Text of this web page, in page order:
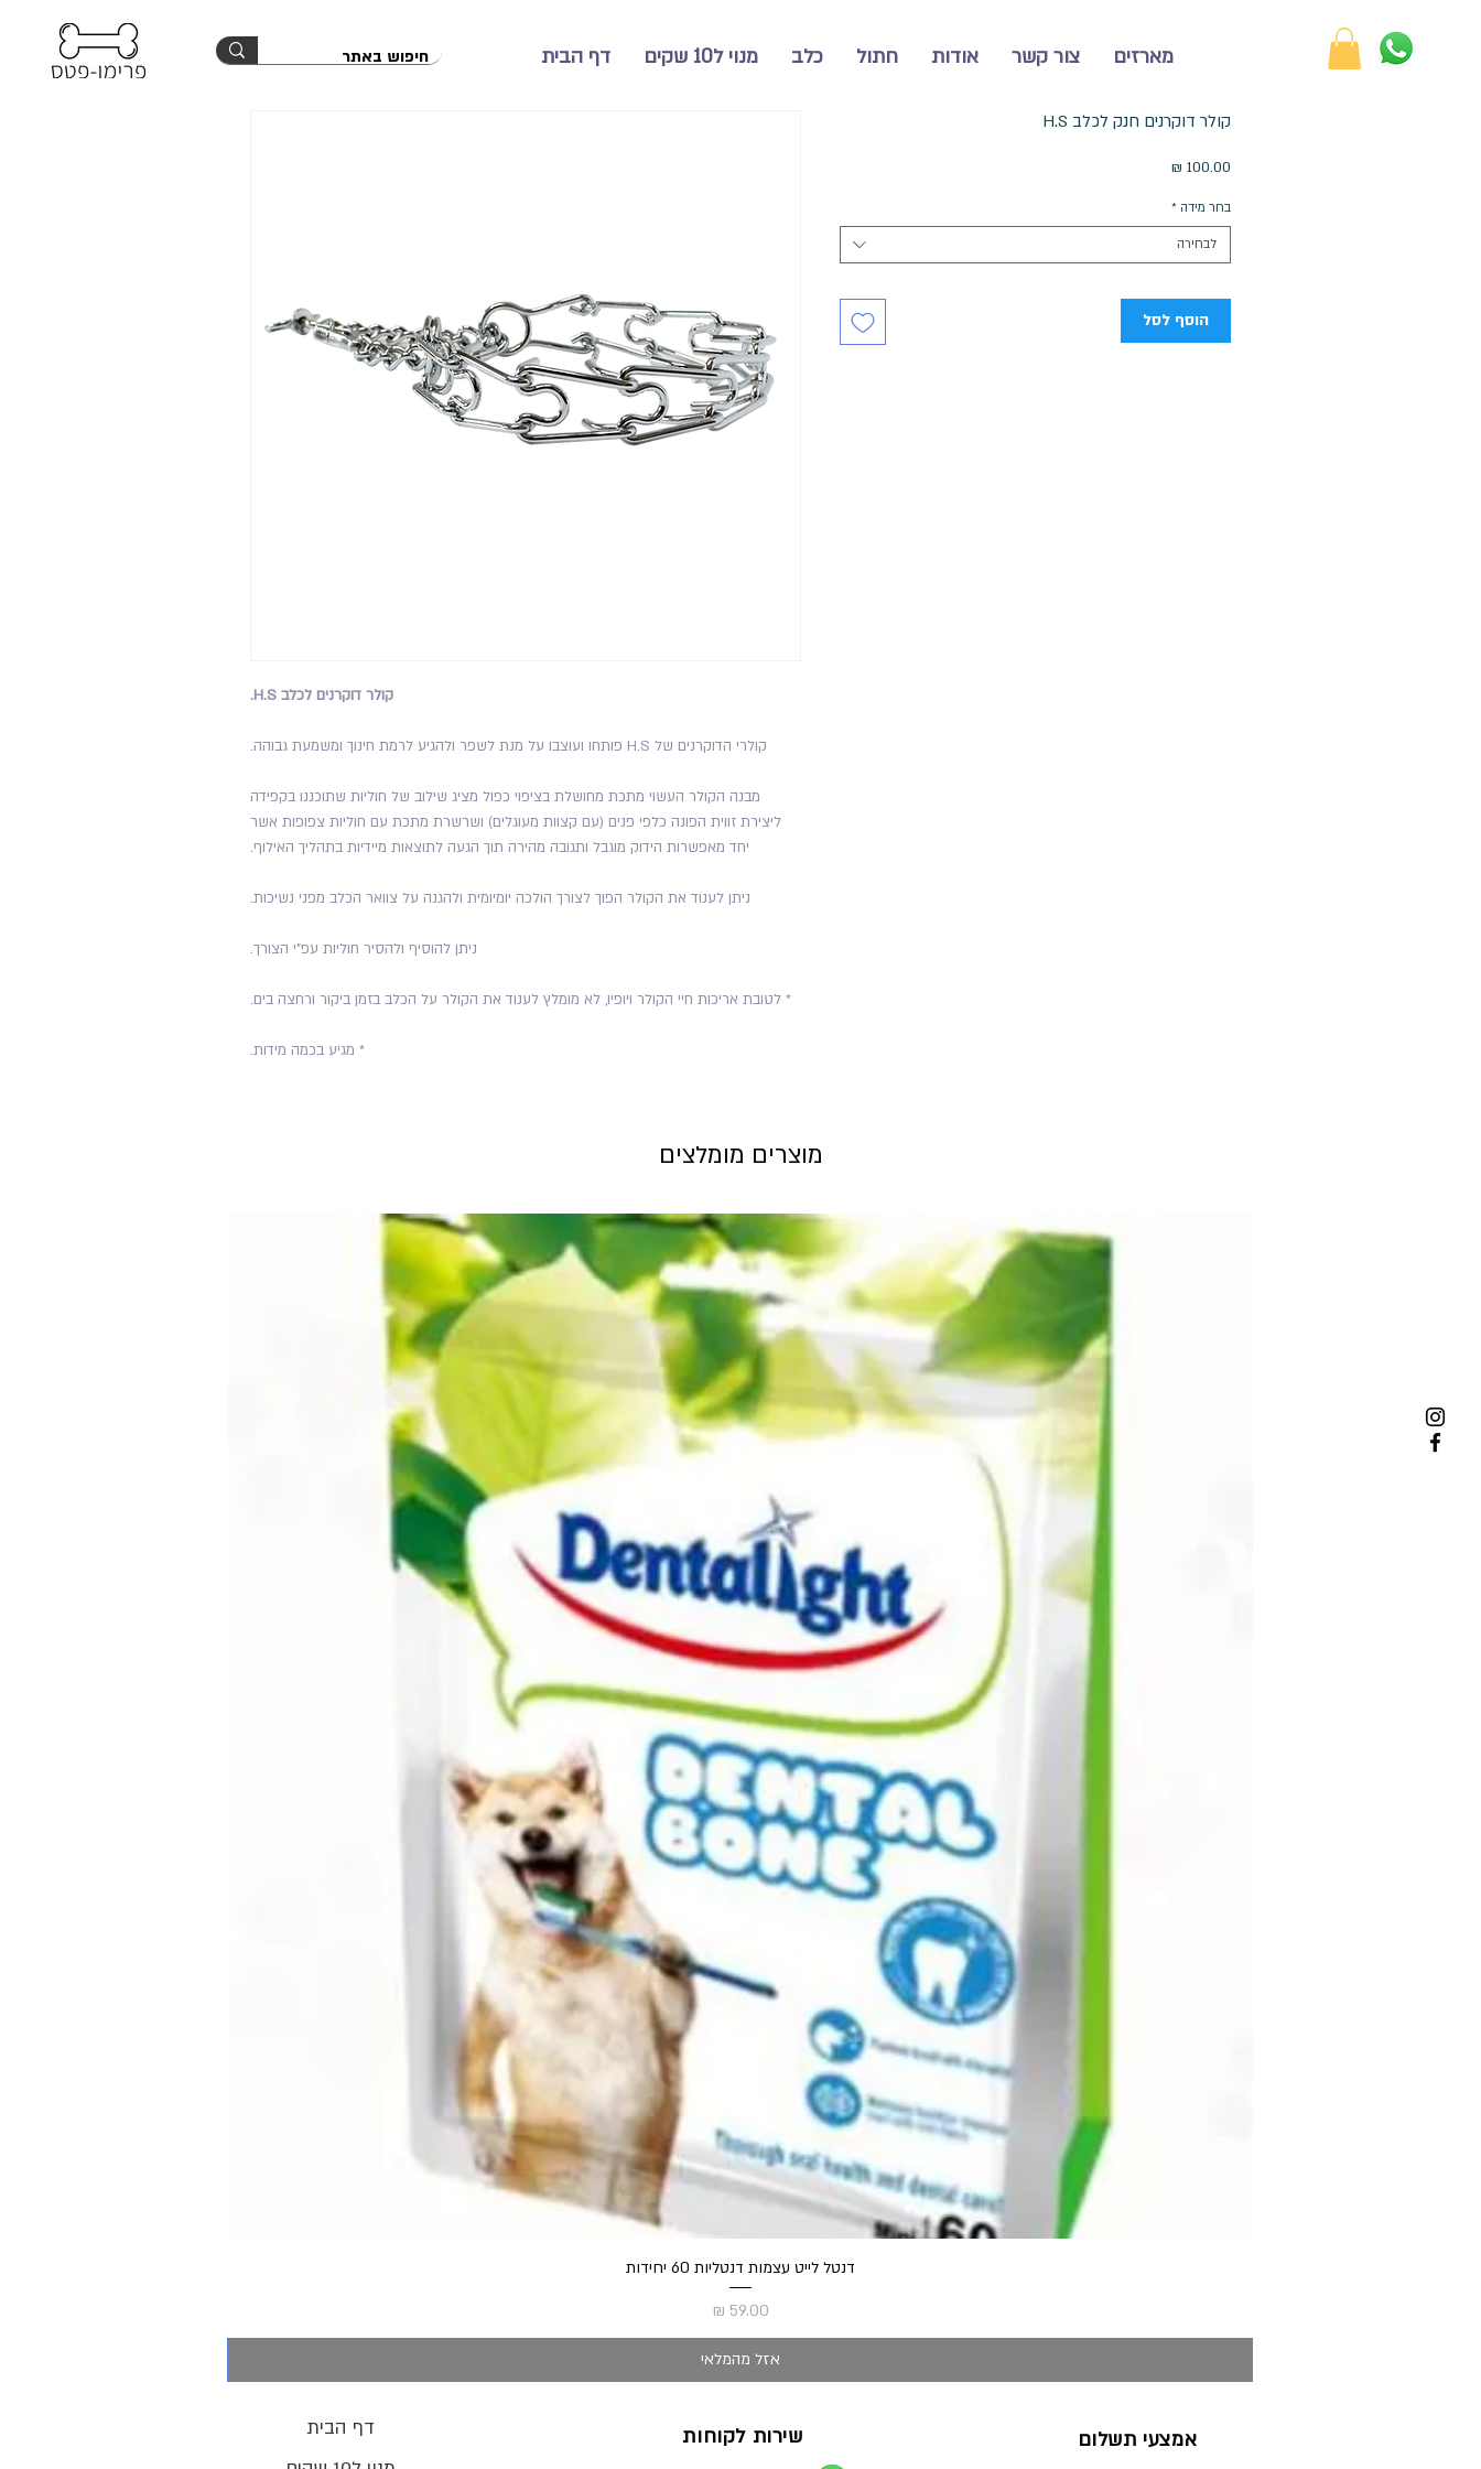
דף הבית מנוי ל10 שקים כלב חתול אודות צור קשר מארזים
קולר דוקרנים לכלב H.S.
קולרי הדוקרנים של H.S פותחו ועוצבו על מנת לשפר ולהגיע לרמת חינוך ומשמעת גבוהה.
מבנה הקולר העשוי מתכת מחושלת בציפוי כפול מציג שילוב של חוליות שתוכננו בקפידה
ליצירת זווית הפונה כלפי פנים (עם קצוות מעוגלים) ושרשרת מתכת עם חוליות צפופות אשר
יחד מאפשרות הידוק מוגבל ותגובה מהירה תוך הגעה לתוצאות מיידיות בתהליך האילוף.
ניתן לענוד את הקולר הפוך לצורך הולכה יומיומית ולהגנה על צוואר הכלב מפני נשיכות.
ניתן להוסיף ולהסיר חוליות עפ"י הצורך.
* לטובת אריכות חיי הקולר ויופיו, לא מומלץ לענוד את הקולר על הכלב בזמן ביקור ורחצה בים.
* מגיע בכמה מידות.
קולר דוקרנים חנק לכלב H.S
מחיר
בחר מידה *
לבחירה
הוסף לסל
מוצרים מומלצים
תצוגה מהירה
דנטל לייט עצמות דנטליות 60 יחידות
מחיר
אזל מהמלאי
דף הבית
שירות לקוחות אמצעי תשלום